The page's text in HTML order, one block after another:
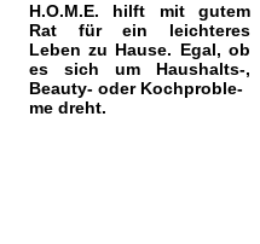
H.O.M.E. hilft mit gutem
Rat für ein leichteres
Leben zu Hause. Egal, ob
es sich um Haushalts-,
Beauty- oder Kochproble-
me dreht.